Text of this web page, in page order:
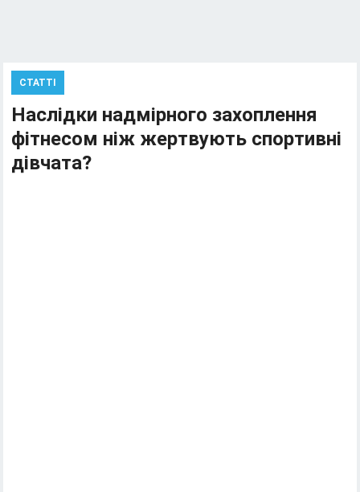
СТАТТІ
Наслідки надмірного захоплення
фітнесом ніж жертвують спортивні
дівчата?